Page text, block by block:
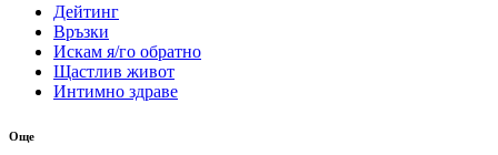
Дейтинг
Връзки
Искам я/го обратно
Щастлив живот
Интимно здраве
Още